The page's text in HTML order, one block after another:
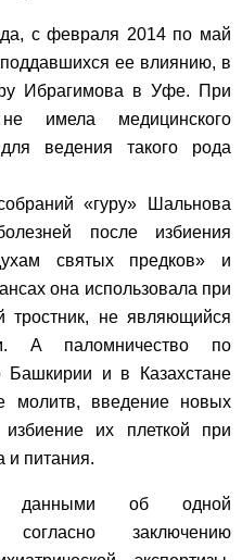
с февраля 2014 по май
ее влиянию, в
Ибрагимова в Уфе. При
имела медицинского
ведения такого рода
«гуру» Шальнова
после избиения
святых предков» и
она использовала при
тростник, не являющийся
А паломничество по
и в Казахстане
молитв, введение новых
их плеткой при
и питания.
данными об одной
согласно заключению